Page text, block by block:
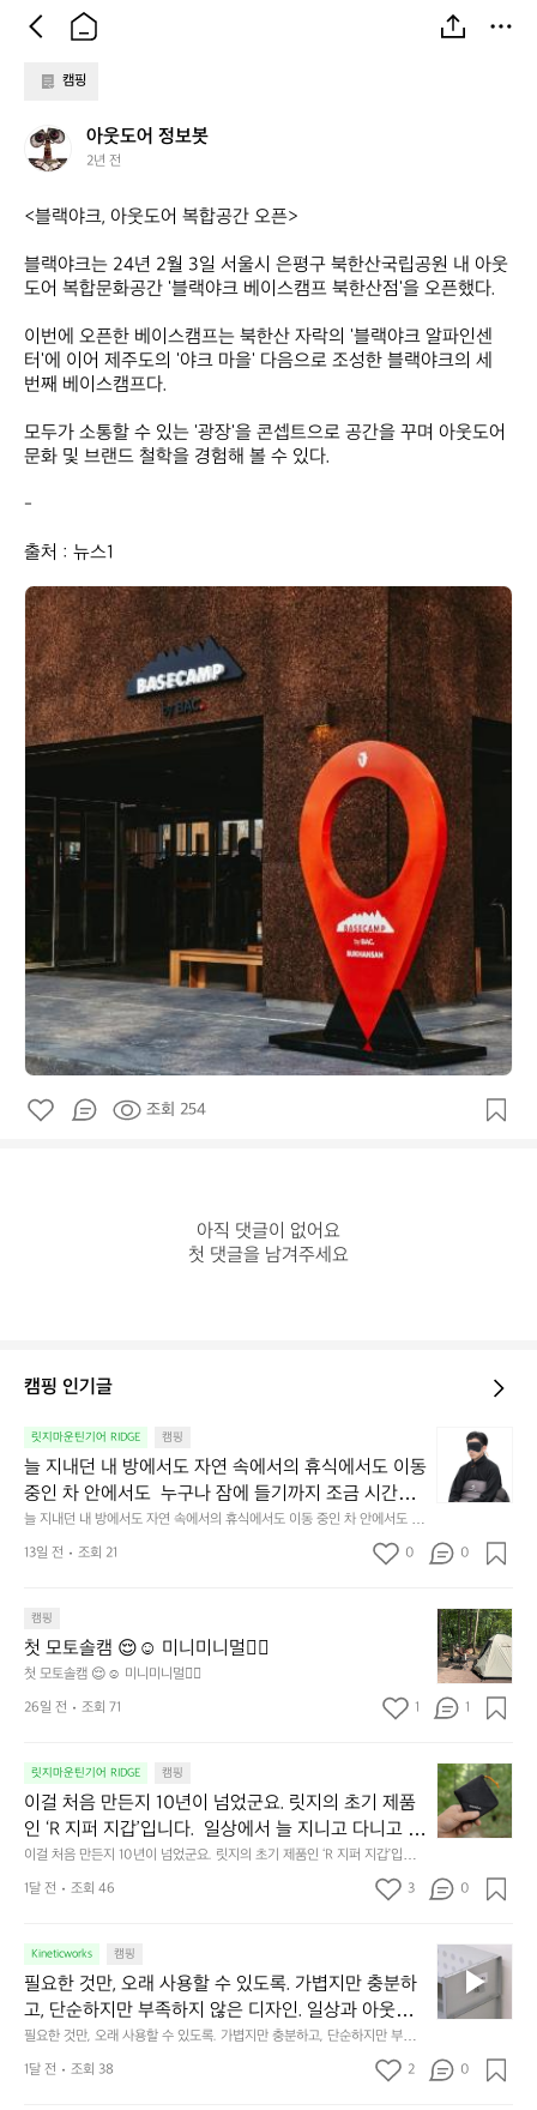
캠핑
아
웃
어
정
보
봇
아웃도어 정보봇
2년 전
<블랙야크, 아웃도어 복합공간 오픈>
블랙야크는 24년 2월 3일 서울시 은평구 북한산국립공원 내 아웃
도어 복합문화공간 '블랙야크 베이스캠프 북한산점'을 오픈했다.
이번에 오픈한 베이스캠프는 북한산 자락의 '블랙야크 알파인센
터'에 이어 제주도의 '야크 마을' 다음으로 조성한 블랙야크의 세
번째 베이스캠프다.
모두가 소통할 수 있는 '광장'을 콘셉트으로 공간을 꾸며 아웃도어
문화 및 브랜드 철학을 경험해 볼 수 있다.
-
출처 : 뉴스1
아
웃
도
어
정
보
봇
조회 254
아직 댓글이 없어요
첫 댓글을 남겨주세요
캠핑 인기글
릿지마운틴기어 RIDGE 캠핑
늘 지내던 내 방에서도 자연 속에서의 휴식에서도 이동
중인 차 안에서도  누구나 잠에 들기까지 조금 시간이
걸리는 순간이 있습니다.  그럴 때는 차분하게 눈을 가
려보세요. 마치 암막 커튼을 조용히 내리듯이.  Polarte
c® Wind Pro™의 온기가 눈가를 포근히 감싸줍니다.
줍니다.  이 슬립 웜을 쓰는 것만으로 그곳은 나만의 밤
이 됩니다.  안녕히 주무세요.
늘 지내던 내 방에서도 자연 속에서의 휴식에서도 이동 중인 차 안에서도  누
구나 잠에 들기까지 조금 시간이 걸리는 순간이 있습니다.  그럴 때는 차분하
게 눈을 가려보세요. 마치 암막 커튼을 조용히 내리듯이.  Polartec® Wind
밤이 됩니다.  안녕히 주무세요.
내
던
방
도
자
연
속
에
의
휴
식
에
도
이
중
인
차
안
서
도
13일 전 조회 21 0 0
캠핑
첫 모토솔캠 😌☺️ 미니미니멀👌🏼
첫 모토솔캠 😌☺️ 미니미니멀👌🏼
첫
모
토
솔
캠
☺️
미
니
미
멀
👌🏼
26일 전 조회 71 1 1
릿지마운틴기어 RIDGE 캠핑
이걸 처음 만든지 10년이 넘었군요. 릿지의 초기 제품
인 ‘R 지퍼 지갑’입니다.  일상에서 늘 지니고 다니고 싶
어지는 물건에는 크기, 무게, 형태, 색감 사이의 아주 미
묘한 밸런스가 존재합니다.  예를 들자면 일에 집중하
느라 책상 위 가장자리에 대충 걸쳐 놓아도 시야에 걸
는 균형감에서 출발했습니다.  그중에서도 슬림함에 철
저히 집착했습니다. 튼튼한 내구도와 넉넉한 수납력을
해치치 않는 선에서, 가장 가볍고 얇게 설계했습니다.
이 디자인과 사용감은, 꼭 직접 손으로 만져보며 경험
해 보시기를 바랍니다.
이걸 처음 만든지 10년이 넘었군요. 릿지의 초기 제품인 ‘R 지퍼 지갑’입니
다.  일상에서 늘 지니고 다니고 싶어지는 물건에는 크기, 무게, 형태, 색감
사이의 아주 미묘한 밸런스가 존재합니다.  예를 들자면 일에 집중하느라 책
철저히 집착했습니다. 튼튼한 내구도와 넉넉한 수납력을 해치치 않는 선에
서, 가장 가볍고 얇게 설계했습니다.  이 디자인과 사용감은, 꼭 직접 손으로
만져보며 경험해 보시기를 바랍니다.
이
걸
처
음
든
0
년
이
넘
군
1달 전 조회 46 3 0
Kineticworks 캠핑
필요한 것만, 오래 사용할 수 있도록. 가볍지만 충분하
고, 단순하지만 부족하지 않은 디자인. 일상과 아웃도
어의 경계를 자연스럽게 이어주는 RIDGE MOUNTAIN
GEAR. 키네틱웍스에서 만나보세요.
필요한 것만, 오래 사용할 수 있도록. 가볍지만 충분하고, 단순하지만 부족하
지 않은 디자인. 일상과 아웃도어의 경계를 자연스럽게 이어주는 RIDGE M
OUNTAIN GEAR. 키네틱웍스에서 만나보세요.
필
요
한
것
오
1달 전 조회 38 2 0